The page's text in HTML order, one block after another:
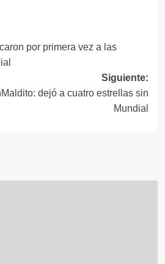
por primera vez a las
Siguiente:
dejó a cuatro estrellas sin
Mundial